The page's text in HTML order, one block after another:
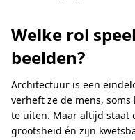
Welke rol
beelden?
Architectuur is een
verheft ze de mens,
te uiten. Maar altijd staat
grootsheid én zijn